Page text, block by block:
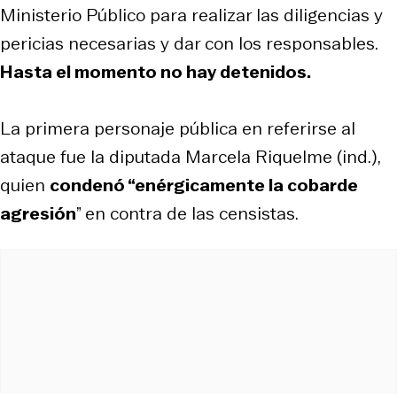
Ministerio Público para realizar las diligencias y
pericias necesarias y dar con los responsables.
Hasta el momento no hay detenidos.
La primera personaje pública en referirse al
ataque fue la diputada Marcela Riquelme (ind.),
quien condenó “enérgicamente la cobarde
agresión” en contra de las censistas.